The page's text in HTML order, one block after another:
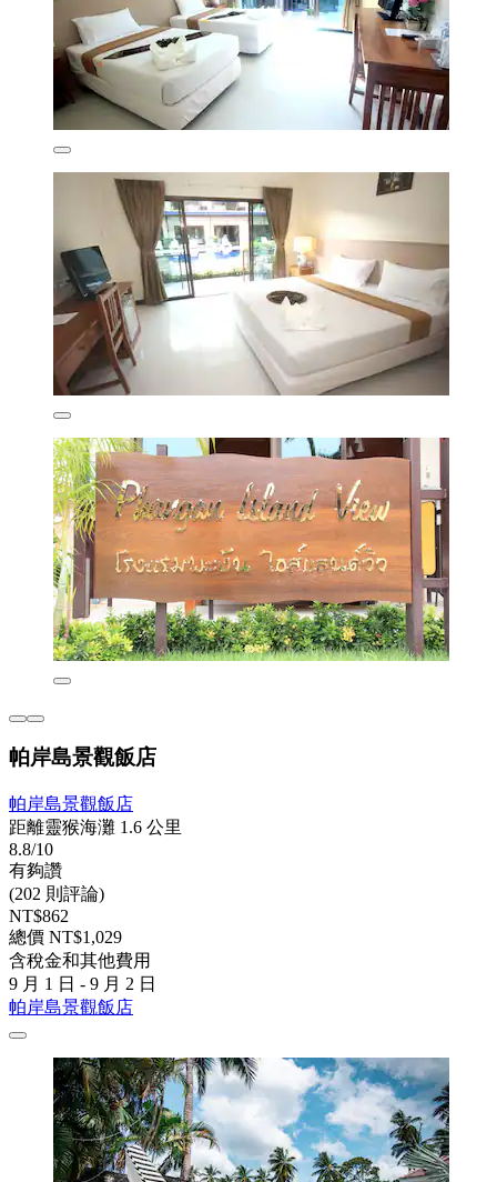
帕岸島景觀飯店
帕岸島景觀飯店
距離靈猴海灘 1.6 公里
8.8/10
有夠讚
(202 則評論)
NT$862
總價 NT$1,029
含稅金和其他費用
9 月 1 日 - 9 月 2 日
帕岸島景觀飯店